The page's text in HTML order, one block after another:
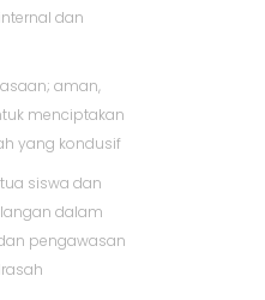
dan
aman,
menciptakan
yang kondusif
siswa dan
dalam
pengawasan